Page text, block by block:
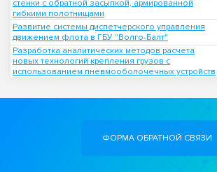
стенки с обратной засыпкой, армированной
гибкими полотнищами
Развитие системы диспетчерского управления
движением флота в ГБУ "Волго-Балт"
Разработка аналитических методов расчета
новых технологий крепления грузов с
использованием пневмооболочечных устройств
ФОРМА ОБРАТНОЙ СВЯЗИ